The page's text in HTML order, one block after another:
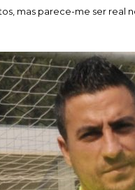
mas parece-me ser real